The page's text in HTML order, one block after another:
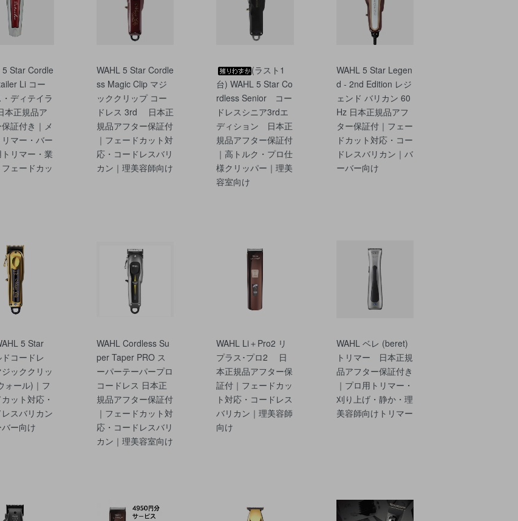
5 Star Cordle
Li コー
・ディテイラ
本正規品ア
証付き｜メ
マー・バー
リマー・業
ェードカッ
WAHL 5 Star Cordle
ss Magic Clip マジ
ッククリップ コー
ドレス 3rd 日本正
規品アフター保証付
｜フェードカット対
応・コードレスバリ
カン｜理美容師向け
(ラスト1
台) WAHL 5 Star Co
rdless Senior コー
ドレスシニア3rdエ
ディション 日本正
規品アフター保証付
｜高トルク・プロ仕
様クリッパー｜理美
容室向け
WAHL 5 Star Legen
d - 2nd Edition レジ
ェンド バリカン 60
Hz 日本正規品アフ
ター保証付｜フェー
ドカット対応・コー
ドレスバリカン｜バ
ーバー向け
5 Star
コードレ
ッククリッ
ール)｜フ
ット対応・
スバリカン
バー向け
WAHL Cordless Su
per Taper PRO ス
ーパーテーパープロ
コードレス 日本正
規品アフター保証付
｜フェードカット対
応・コードレスバリ
カン｜理美容室向け
WAHL Li＋Pro2 リ
プラス･プロ2 日
本正規品アフター保
証付｜フェードカッ
ト対応・コードレス
バリカン｜理美容師
向け
WAHL ベレ (beret)
トリマー 日本正規
品アフター保証付き
｜プロ用トリマー・
刈り上げ・静か・理
美容師向けトリマー